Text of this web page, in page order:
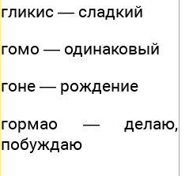
гликис — сладкий
гомо — одинаковый
гоне — рождение
гормао — делаю,
побуждаю